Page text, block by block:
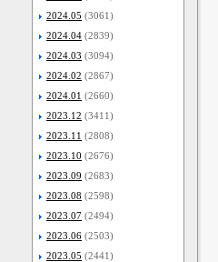
2024.05 (3061)
2024.04 (2839)
2024.03 (3094)
2024.02 (2867)
2024.01 (2660)
2023.12 (3411)
2023.11 (2808)
2023.10 (2676)
2023.09 (2683)
2023.08 (2598)
2023.07 (2494)
2023.06 (2503)
2023.05 (2441)